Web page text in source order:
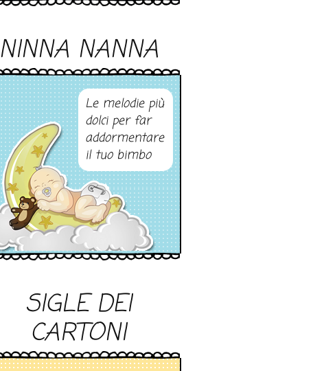
NINNA NANNA
Le melodie più
dolci per far
addormentare
il tuo bimbo
SIGLE DEI
CARTONI